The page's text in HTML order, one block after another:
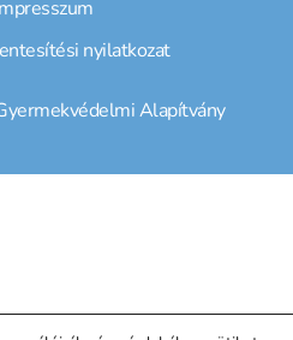
Alapítvány
nyilatkozat